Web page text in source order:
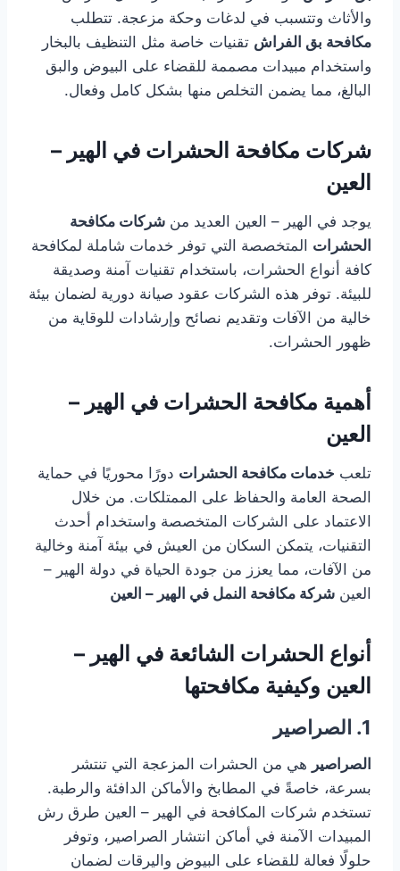
والأثاث وتتسبب في لدغات وحكة مزعجة. تتطلب
مكافحة بق الفراش تقنيات خاصة مثل التنظيف بالبخار
واستخدام مبيدات مصممة للقضاء على البيوض والبق
البالغ، مما يضمن التخلص منها بشكل كامل وفعال.
شركات مكافحة الحشرات في الهير –
العين
يوجد في الهير – العين العديد من شركات مكافحة
الحشرات المتخصصة التي توفر خدمات شاملة لمكافحة
كافة أنواع الحشرات، باستخدام تقنيات آمنة وصديقة
للبيئة. توفر هذه الشركات عقود صيانة دورية لضمان بيئة
خالية من الآفات وتقديم نصائح وإرشادات للوقاية من
ظهور الحشرات.
أهمية مكافحة الحشرات في الهير –
العين
تلعب خدمات مكافحة الحشرات دورًا محوريًا في حماية
الصحة العامة والحفاظ على الممتلكات. من خلال
الاعتماد على الشركات المتخصصة واستخدام أحدث
التقنيات، يتمكن السكان من العيش في بيئة آمنة وخالية
من الآفات، مما يعزز من جودة الحياة في دولة الهير –
العين شركة مكافحة النمل في الهير – العين
أنواع الحشرات الشائعة في الهير –
العين وكيفية مكافحتها
1. الصراصير
الصراصير هي من الحشرات المزعجة التي تنتشر
بسرعة، خاصةً في المطابخ والأماكن الدافئة والرطبة.
تستخدم شركات المكافحة في الهير – العين طرق رش
المبيدات الآمنة في أماكن انتشار الصراصير، وتوفر
حلولًا فعالة للقضاء على البيوض واليرقات لضمان